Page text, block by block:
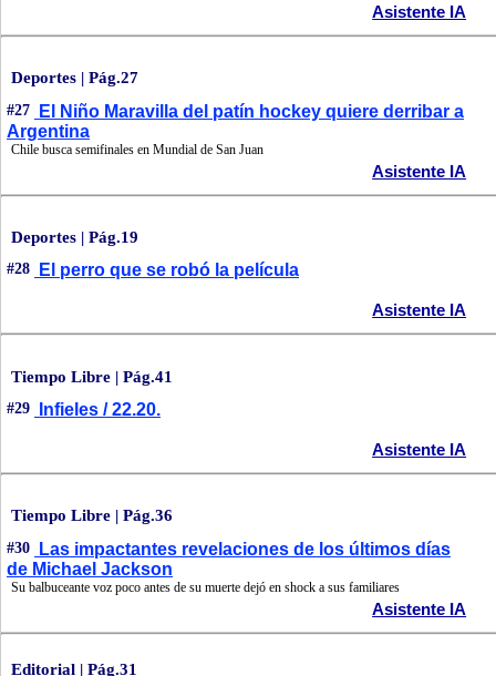
Asistente IA
Deportes | Pág.27
#27
El Niño Maravilla del patín hockey quiere derribar a
Argentina
Chile busca semifinales en Mundial de San Juan
Asistente IA
Deportes | Pág.19
#28 El perro que se robó la película
Asistente IA
Tiempo Libre | Pág.41
#29 Infieles / 22.20.
Asistente IA
Tiempo Libre | Pág.36
#30
Las impactantes revelaciones de los últimos días
de Michael Jackson
Su balbuceante voz poco antes de su muerte dejó en shock a sus familiares
Asistente IA
Editorial | Pág.31